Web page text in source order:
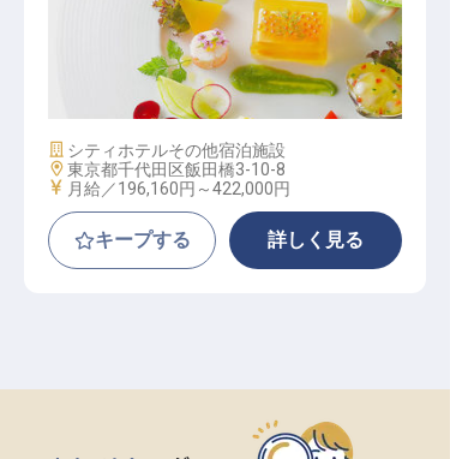
宴会調理スタッフ（寮有／年間休日
110日／手当・福利厚生充実）
施設業態
シティホテルその他宿泊施設
勤務地
東京都千代田区飯田橋3-10-8
給与
月給／196,160円～422,000円
キープする 詳しく見る